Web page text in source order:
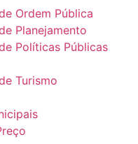
Ordem Pública
Planejamento
Políticas Públicas
Turismo